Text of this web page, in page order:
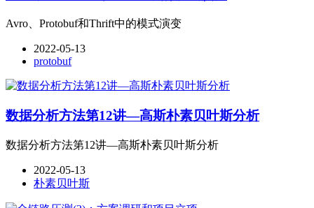
Avro、Protobuf和Thrift中的模式演变
2022-05-13
protobuf
数据分析方法第12讲—高斯朴素贝叶斯分析
数据分析方法第12讲—高斯朴素贝叶斯分析
2022-05-13
朴素贝叶斯